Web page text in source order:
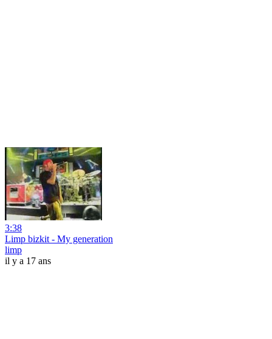
3:38
Limp bizkit - My generation
limp
il y a 17 ans